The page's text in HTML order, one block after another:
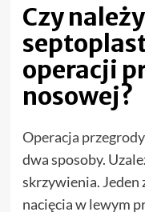
Czy
operacji
nosowej?
Operacja
dwa sposoby.
skrzywienia. Jeden
nacięcia w lewym